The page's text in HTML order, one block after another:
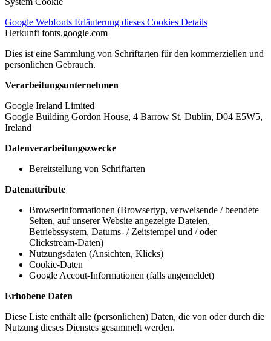
Google Webfonts Erläuterung dieses Cookies Details
Herkunft fonts.google.com
Dies ist eine Sammlung von Schriftarten für den kommerziellen und
persönlichen Gebrauch.
Verarbeitungsunternehmen
Google Ireland Limited
Google Building Gordon House, 4 Barrow St, Dublin, D04 E5W5,
Ireland
Datenverarbeitungszwecke
Bereitstellung von Schriftarten
Datenattribute
Browserinformationen (Browsertyp, verweisende / beendete
Seiten, auf unserer Website angezeigte Dateien,
Betriebssystem, Datums- / Zeitstempel und / oder
Clickstream-Daten)
Nutzungsdaten (Ansichten, Klicks)
Cookie-Daten
Google Accout-Informationen (falls angemeldet)
Erhobene Daten
Diese Liste enthält alle (persönlichen) Daten, die von oder durch die
Nutzung dieses Dienstes gesammelt werden.